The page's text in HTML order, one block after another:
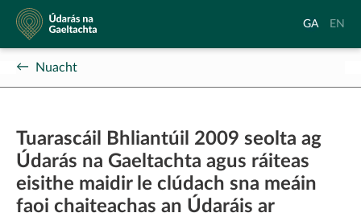
Údarás
na
Gaeltachta
Aistrigh
Gaeilge
GA
to
EN
Nuacht
Tuarascáil Bhliantúil 2009 seolta ag
Údarás na Gaeltachta agus ráiteas
eisithe maidir le clúdach sna meáin
faoi chaiteachas an Údaráis ar